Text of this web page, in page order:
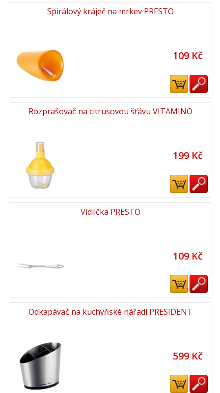
Spirálový kráječ na mrkev PRESTO
109 Kč
Rozprašovač na citrusovou šťávu VITAMINO
199 Kč
Vidlička PRESTO
109 Kč
Odkapávač na kuchyňské nářadí PRESIDENT
599 Kč